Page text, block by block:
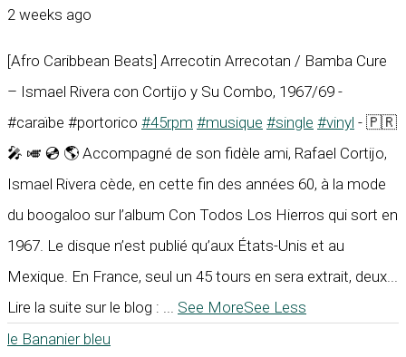
2 weeks ago
[Afro Caribbean Beats] Arrecotin Arrecotan / Bamba Cure
– Ismael Rivera con Cortijo y Su Combo, 1967/69 -
#caraïbe #portorico #45rpm #musique #single #vinyl - 🇵🇷
🎤 🎺 💿 🌎 Accompagné de son fidèle ami, Rafael Cortijo,
Ismael Rivera cède, en cette fin des années 60, à la mode
du boogaloo sur l’album Con Todos Los Hierros qui sort en
1967. Le disque n’est publié qu’aux États-Unis et au
Mexique. En France, seul un 45 tours en sera extrait, deux...
Lire la suite sur le blog : ... See MoreSee Less
le Bananier bleu